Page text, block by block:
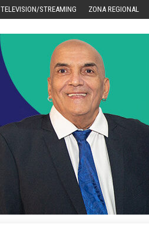
TELEVISION/STREAMING ZONA REGIONAL